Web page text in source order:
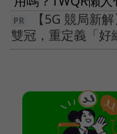
【5G 競局新
雙冠，重定義「好